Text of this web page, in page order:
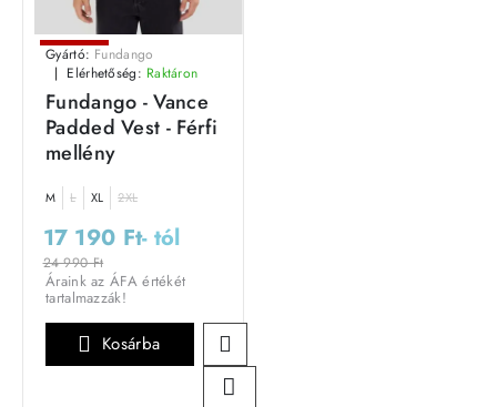
Leárazás
Outlet Ár
Gyártó: Fundango
Elérhetőség: Raktáron
Fundango - Vance
Padded Vest - Férfi
mellény
M L XL 2XL
17 190 Ft- tól
24 990 Ft
Áraink az ÁFA értékét
tartalmazzák!
Kosárba